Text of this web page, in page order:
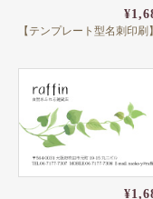
【テンプレート型名刺印刷